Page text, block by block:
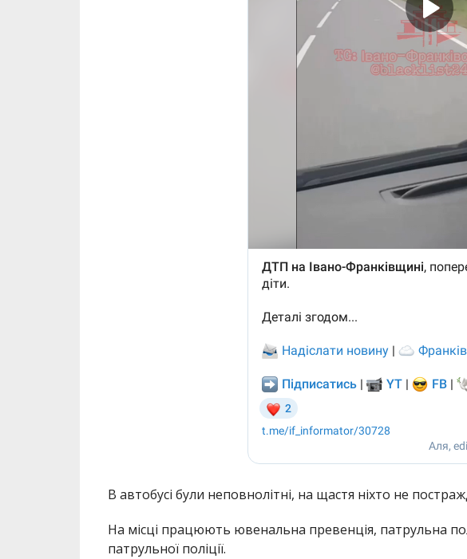
В автобусі були неповнолітні, на щастя ніхто не
На місці працюють ювенальна превенція, патрульна
патрульної поліції.